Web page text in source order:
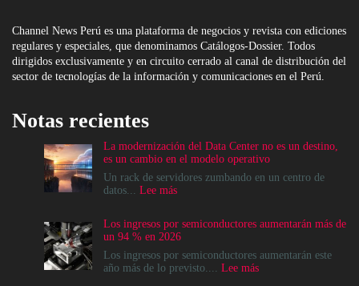
Channel News Perú es una plataforma de negocios y revista con ediciones
regulares y especiales, que denominamos Catálogos-Dossier. Todos
dirigidos exclusivamente y en circuito cerrado al canal de distribución del
sector de tecnologías de la información y comunicaciones en el Perú.
Notas recientes
La modernización del Data Center no es un destino,
es un cambio en el modelo operativo
Un rack de servidores zumbando en un centro de
datos... Lee más:
del
Data
Center
no
Los ingresos por semiconductores aumentarán más de
un 94 % en 2026
Los ingresos por semiconductores aumentarán este
año más de lo previsto.... Lee más: